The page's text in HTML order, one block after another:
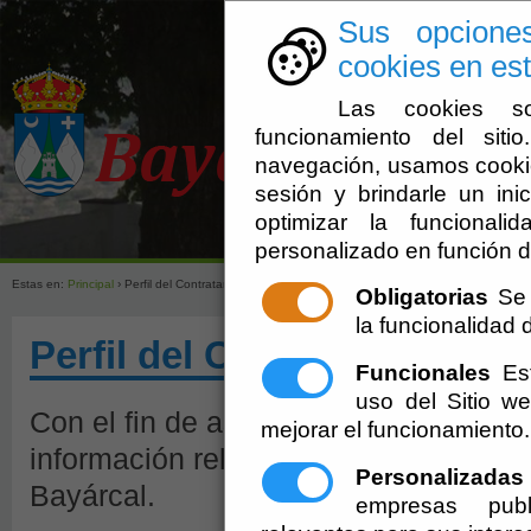
Sus
cookies en
Las cookies
funcionamiento del
navegación, usamos
sesión y brindarle un
optimizar la
personalizado en función
Obligatorias
la funcionalidad
Funcionales
uso del Sitio
mejorar el funcionamiento.
Personalizadas
empresas
Estas en: Principal › Perfil del Contratante. 09-08-2026 15:37:46
Perfil del Contratante. 09-
Con el fin de asegurar la
información relativa a la actividad
Bayárcal.